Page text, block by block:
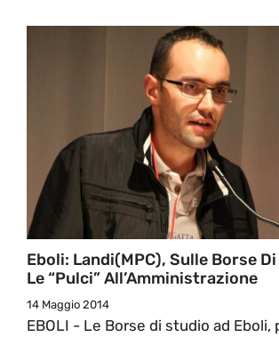
Eboli: Landi(MPC), Sulle Borse
Le “pulci” All’Amministrazione
14 Maggio 2014
EBOLI - Le Borse di studio ad Eboli,